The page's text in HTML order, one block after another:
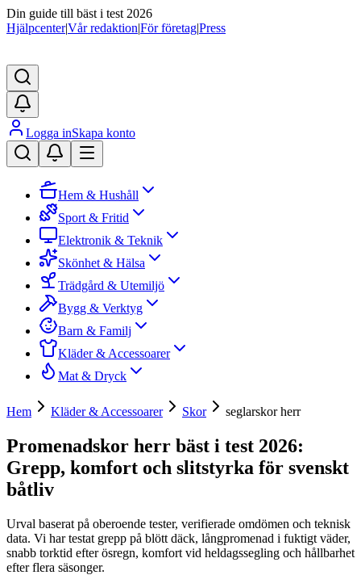
Din guide till bäst i test 2026
Hjälpcenter|Vår redaktion|För företag|Press
Logga inSkapa konto
Hem & Hushåll
Sport & Fritid
Elektronik & Teknik
Skönhet & Hälsa
Trädgård & Utemiljö
Bygg & Verktyg
Barn & Familj
Kläder & Accessoarer
Mat & Dryck
Hem Kläder & Accessoarer Skor seglarskor herr
Promenadskor herr bäst i test 2026:
Grepp, komfort och slitstyrka för svenskt
båtliv
Urval baserat på oberoende tester, verifierade omdömen och teknisk
data. Vi har testat grepp på blött däck, långpromenad i fuktigt väder,
snabb torktid efter ösregn, komfort vid heldagssegling och hållbarhet
efter flera säsonger.